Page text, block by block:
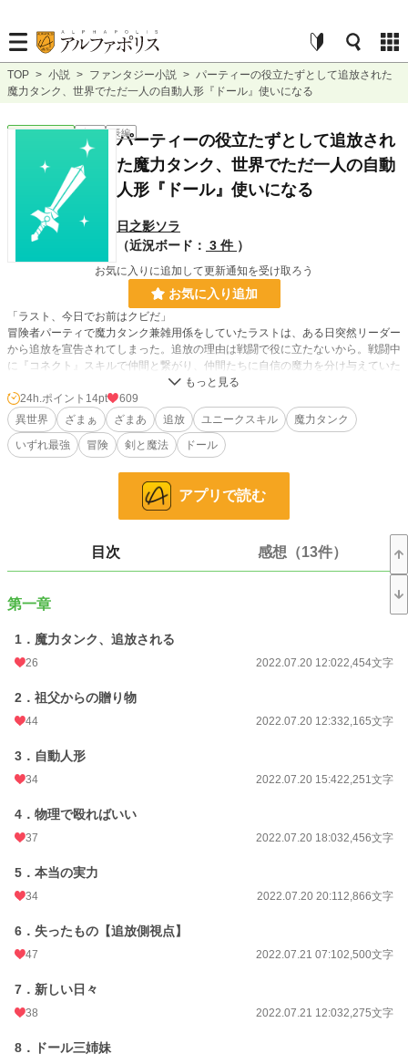
TOP > 小説 > ファンタジー小説 > パーティーの役立たずとして追放された
魔力タンク、世界でただ一人の自動人形『ドール』使いになる
ファンタジー 完結 長編
パーティーの役立たずとして追放され
た魔力タンク、世界でただ一人の自動
人形『ドール』使いになる
日之影ソラ
（近況ボード： 3 件 ）
お気に入りに追加して更新通知を受け取ろう
お気に入り追加
「ラスト、今日でお前はクビだ」
冒険者パーティで魔力タンク兼雑用係をしていたラストは、ある日突然リーダー
から追放を宣告されてしまった。追放の理由は戦闘で役に立たないから。戦闘中
に『コネクト』スキルで仲間と繋がり、仲間たちに自信の魔力を分け与えていた
のだが……。それしかやっていないことを責められ、戦える人間のほうがマシだ
と仲間たちから言い放たれてしまう。
一人になり途方にくれるラストだったが、そこへ行方不明だった冒険者の祖父か
ら送り物が届いた。贈り物と一緒に入れられた手紙には一言。
「ラストよ。彼女たちはお前の力になってくれる。ドール使いとなり、使い熟し
そう記され、大きな木箱の中に入っていたのは綺麗な少女だった。
これは無能と言われた一人の冒険者が、自動人形（ドール）と共に成り上がる物
7/25男性向けHOTランキング1位
小説
ファンタジー 4,696 位 / 53,334 件
お気に入り
24h.ポイント 14 pt
文字数
更新日時 2022.07.30 12:03
2022.07.30 12:05
月間ポイント
11,866 pt (28,225 位)
累計ポイント
24h.ポイント 14pt
609
異世界
ざまぁ ざまあ 追放 ユニークスキル
魔力タンク
いずれ最強
冒険 剣と魔法 ドール
アプリで読む
目次 感想（13件）
第一章
1．魔力タンク、追放される
26 2022.07.20 12:022,454文字
2．祖父からの贈り物
44 2022.07.20 12:332,165文字
3．自動人形
34 2022.07.20 15:422,251文字
4．物理で殴ればいい
37 2022.07.20 18:032,456文字
5．本当の実力
34 2022.07.20 20:112,866文字
6．失ったもの【追放側視点】
47 2022.07.21 07:102,500文字
7．新しい日々
38 2022.07.21 12:032,275文字
8．ドール三姉妹